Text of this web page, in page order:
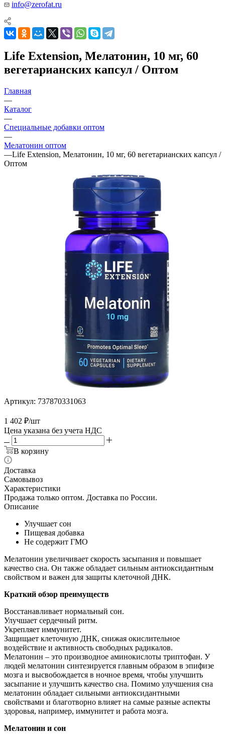
info@zerofat.ru
Life Extension, Мелатонин, 10 мг, 60
вегетарианских капсул / Оптом
Главная
—
Каталог
—
Специальные добавки оптом
—
Мелатонин оптом
—Life Extension, Мелатонин, 10 мг, 60 вегетарианских капсул /
Оптом
Артикул: 737870331063
1 402 ₽/шт
Цена указана без учета НДС
В корзину
Доставка
Самовывоз
Характеристики
Продажа только оптом. Доставка по России.
Описание
Улучшает сон
Пищевая добавка
Не содержит ГМО
Мелатонин увеличивает скорость засыпания и повышает
качество сна. Он также обладает сильным антиоксидантным
свойством и важен для защиты клеточной ДНК.
Краткий обзор преимуществ
Восстанавливает нормальный сон.
Улучшает сердечный ритм.
Укрепляет иммунитет.
Защищает клеточную ДНК, снижая окислительное
воздействие и активность свободных радикалов.
Мелатонин – это производное аминокислоты триптофан. У
людей мелатонин синтезируется главным образом в эпифизе
мозга и высвобождается в ночное время, чтобы улучшить
засыпание и улучшить качество сна. Помимо улучшения сна
мелатонин обладает сильными антиоксидантными
свойствами и благотворно влияет на самые разные аспекты
здоровья, например, иммунитет и работа мозга.
Мелатонин и сон